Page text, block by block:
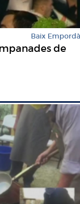
Baix Empordà
de